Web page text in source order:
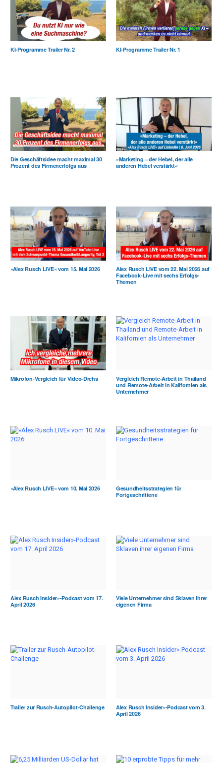
KI-Programme Trailer Nr. 2 KI-Programme Trailer Nr. 1
Die Geschäftsidee macht maximal 30
Prozent des Firmenerfolgs aus
»Marketing – der Hebel, der alle
anderen Hebel verstärkt«
»Alex Rusch LIVE« vom 15. Mai 2026
Alex Rusch LIVE vom 22. Mai 2026 auf
Facebook-Live mit sechs Erfolgs-
Themen
Mikrofon-Vergleich für Video-Drehs
Vergleich Remote-Arbeit in Thailand
und Remote-Arbeit in Kalifornien als
Unternehmer
»Alex Rusch LIVE« vom 10. Mai 2026
Gesundheitsstrategien für
Fortgeschrittene
Alex Rusch Insider»-Podcast vom 17.
April 2026
Viele Unternehmer sind Sklaven ihrer
eigenen Firma
Trailer zur Rusch-Autopilot-Challenge
Alex Rusch Insider«-Podcast vom 3.
April 2026